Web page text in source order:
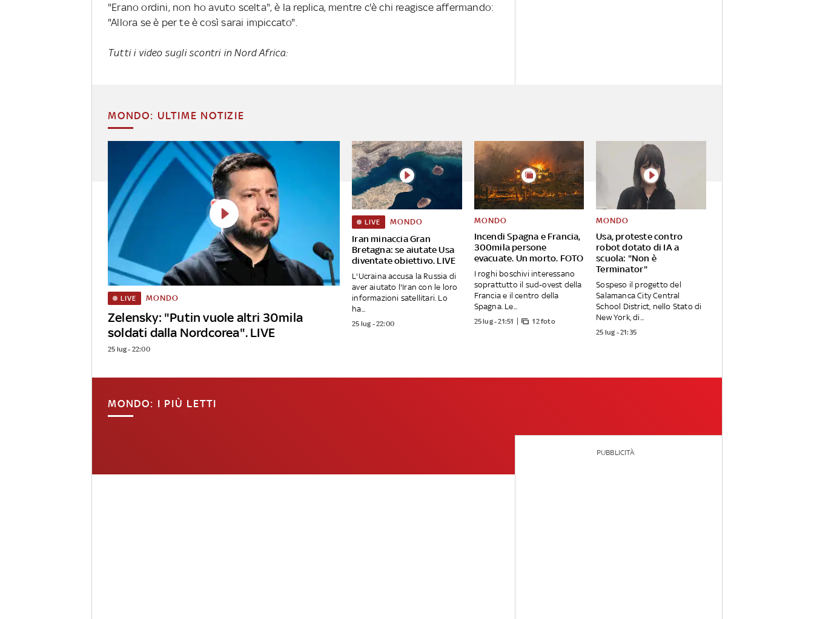
"Erano ordini, non ho avuto scelta", è la replica, mentre c'è chi reagisce affermando:
"Allora se è per te è così sarai impiccato".
Tutti i video sugli scontri in Nord Africa:
MONDO: ULTIME NOTIZIE
Zelensky: "Putin vuole altri 30mila
soldati dalla Nordcorea". LIVE
LIVE MONDO
25 lug - 22:00
Iran minaccia Gran
Bretagna: se aiutate Usa
diventate obiettivo. LIVE
LIVE MONDO
L'Ucraina accusa la Russia di
aver aiutato l'Iran con le loro
informazioni satellitari. Lo
ha...
25 lug - 22:00
Incendi Spagna e Francia,
300mila persone
evacuate. Un morto. FOTO
MONDO
I roghi boschivi interessano
soprattutto il sud-ovest della
Francia e il centro della
Spagna. Le...
25 lug - 21:51 12 foto
Usa, proteste contro
robot dotato di IA a
scuola: "Non è
Terminator"
MONDO
Sospeso il progetto del
Salamanca City Central
School District, nello Stato di
New York, di...
25 lug - 21:35
MONDO: I PIÙ LETTI
PUBBLICITÀ